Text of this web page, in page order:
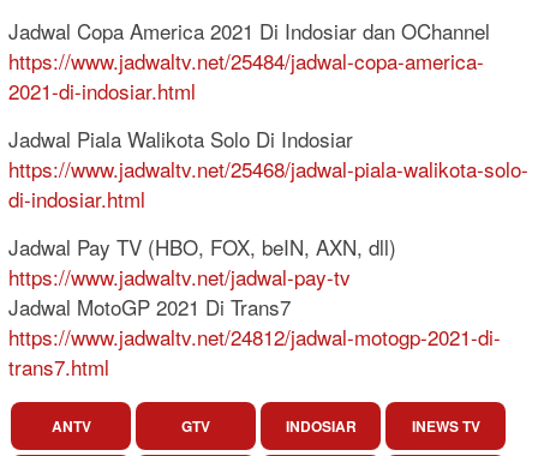
Jadwal Copa America 2021 Di Indosiar dan OChannel
https://www.jadwaltv.net/25484/jadwal-copa-america-
2021-di-indosiar.html
Jadwal Piala Walikota Solo Di Indosiar
https://www.jadwaltv.net/25468/jadwal-piala-walikota-solo-
di-indosiar.html
Jadwal Pay TV (HBO, FOX, beIN, AXN, dll)
https://www.jadwaltv.net/jadwal-pay-tv
Jadwal MotoGP 2021 Di Trans7
https://www.jadwaltv.net/24812/jadwal-motogp-2021-di-
trans7.html
ANTV GTV INDOSIAR INEWS TV